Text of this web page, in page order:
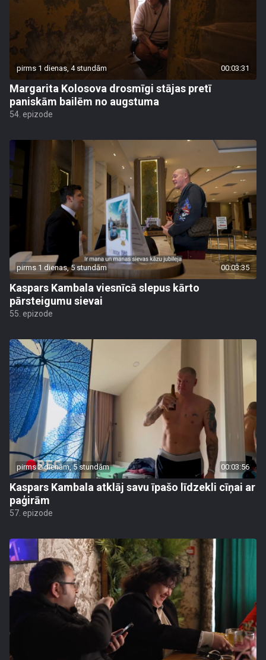
pirms 1 dienas, 4 stundām 00:03:31
Margarita Kolosova drosmīgi stājas pretī
paniskām bailēm no augstuma
54. epizode
pirms 1 dienas, 5 stundām 00:03:35
Kaspars Kambala viesnīcā slepus kārto
pārsteigumu sievai
55. epizode
pirms 2 dienām, 5 stundām 00:03:56
Kaspars Kambala atklāj savu īpašo līdzekli cīņai ar
paģirām
57. epizode